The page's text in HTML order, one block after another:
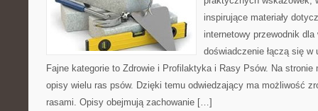
inspirujące materiały
internetowy przewodnik
doświadczenie łączą się w
Fajne kategorie to Zdrowie i Profilaktyka i Rasy Psów. Na stronie
opisy wielu ras psów. Dzięki temu odwiedzający ma możliwość
rasami. Opisy obejmują zachowanie […]